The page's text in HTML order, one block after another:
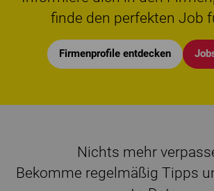
finde den perfekten Job
Firmenprofile entdecken
Nichts mehr
Bekomme regelmäßig Tipps